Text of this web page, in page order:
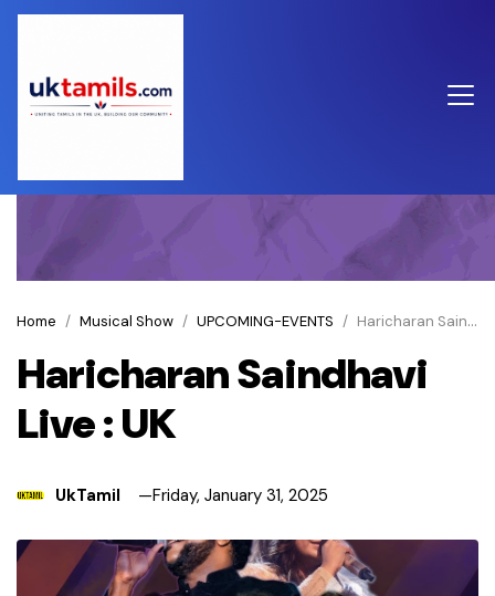
Home Musical Show UPCOMING-EVENTS Haricharan Saindhavi Live : UK
Haricharan Saindhavi
Live : UK
UkTamil Friday, January 31, 2025